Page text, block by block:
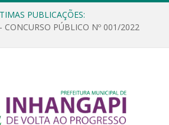
PUBLICAÇÕES:
CONCURSO PÚBLICO Nº 001/2022